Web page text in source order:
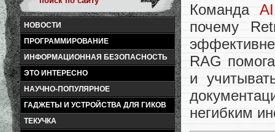
НОВОСТИ
ПРОГРАММИРОВАНИЕ
ИНФОРМАЦИОННАЯ БЕЗОПАСНОСТЬ
ЭТО ИНТЕРЕСНО
НАУЧНО-ПОПУЛЯРНОЕ
ГАДЖЕТЫ И УСТРОЙСТВА ДЛЯ ГИКОВ
ТЕКУЧКА
Команда
почему
RAG
и
негибким